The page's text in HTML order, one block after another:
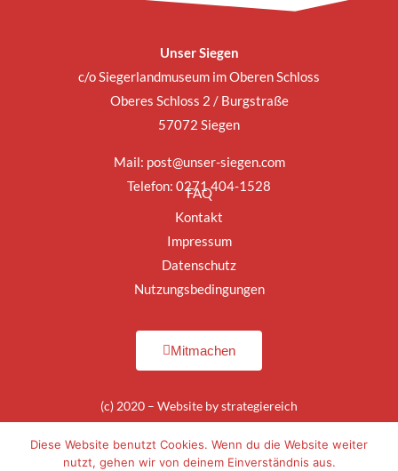
Unser Siegen
c/o Siegerlandmuseum im Oberen Schloss
Oberes Schloss 2 / Burgstraße
57072 Siegen
Mail: post@unser-siegen.com
Telefon: 0271 404-1528
FAQ
Kontakt
Impressum
Datenschutz
Nutzungsbedingungen
(c) 2020 – Website bystrategiereich
Mitmachen
Diese Website benutzt Cookies. Wenn du die Website weiter
nutzt, gehen wir von deinem Einverständnis aus.